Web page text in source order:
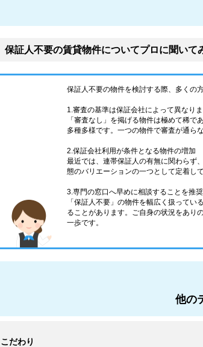
保証人不要の賃貸物件についてプロに聞いて
保証人不要の物件を検討する際、多くの
1.審査の基準は保証会社によって異なり
「審査なし」を掲げる物件は極めて稀
多種多様です。一つの物件で審査が通ら
2.保証会社利用が条件となる物件の増加
最近では、連帯保証人の有無に関わらず
態のバリエーションの一つとして定着し
3.専門の窓口へ早めに相談することを推
「保証人不要」の物件を幅広く扱って
ることがあります。ご自身の状況をあり
一歩です。
他の
こだわり